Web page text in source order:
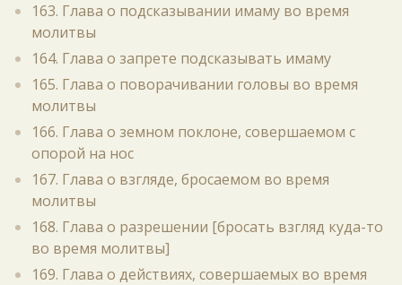
163. Глава о подсказывании имаму во время
молитвы
164. Глава о запрете подсказывать имаму
165. Глава о поворачивании головы во время
молитвы
166. Глава о земном поклоне, совершаемом с
опорой на нос
167. Глава о взгляде, бросаемом во время
молитвы
168. Глава о разрешении [бросать взгляд куда-то
во время молитвы]
169. Глава о действиях, совершаемых во время